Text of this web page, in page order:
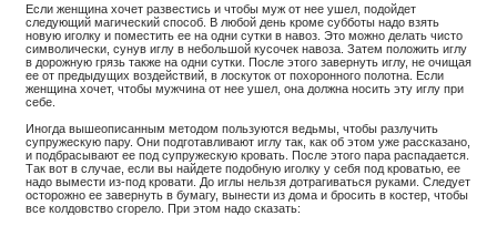
Если женщина хочет развестись и чтобы муж от нее ушел, подойдет
следующий магический способ. В любой день кроме субботы надо взять
новую иголку и поместить ее на одни сутки в навоз. Это можно делать чисто
символически, сунув иглу в небольшой кусочек навоза. Затем положить иглу
в дорожную грязь также на одни сутки. После этого завернуть иглу, не очищая
ее от предыдущих воздействий, в лоскуток от похоронного полотна. Если
женщина хочет, чтобы мужчина от нее ушел, она должна носить эту иглу при
себе.
Иногда вышеописанным методом пользуются ведьмы, чтобы разлучить
супружескую пару. Они подготавливают иглу так, как об этом уже рассказано,
и подбрасывают ее под супружескую кровать. После этого пара распадается.
Так вот в случае, если вы найдете подобную иголку у себя под кроватью, ее
надо вымести из-под кровати. До иглы нельзя дотрагиваться руками. Следует
осторожно ее завернуть в бумагу, вынести из дома и бросить в костер, чтобы
все колдовство сгорело. При этом надо сказать: